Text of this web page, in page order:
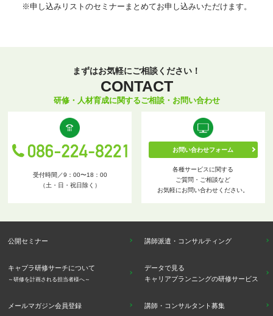
※申し込みリストのセミナーまとめてお申し込みいただけます。
まずはお気軽にご相談ください！
CONTACT
研修・人材育成に関するご相談・お問い合わせ
受付時間／9：00〜18：00
（土・日・祝日除く）
お問い合わせフォーム
各種サービスに関する
ご質問・ご相談など
お気軽にお問い合わせください。
公開セミナー 講師派遣・コンサルティング
キャプラ研修サーチについて
～研修を計画される担当者様へ～
データで見る
キャリアプランニングの研修サービス
メールマガジン会員登録 講師・コンサルタント募集